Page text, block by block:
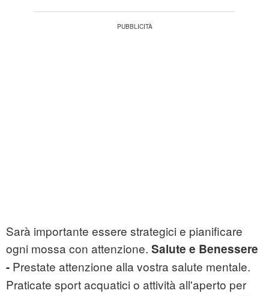
Sarà importante essere strategici e pianificare
ogni mossa con attenzione. Salute e Benessere
- Prestate attenzione alla vostra salute mentale.
Praticate sport acquatici o attività all'aperto per